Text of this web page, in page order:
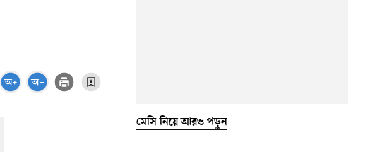
মেসি নিয়ে আরও পড়ুন